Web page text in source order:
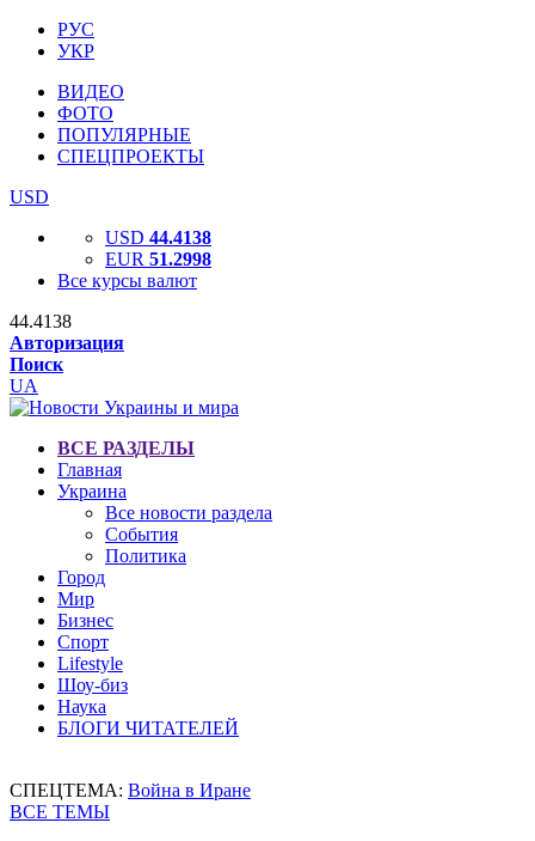
РУС
УКР
ВИДЕО
ФОТО
ПОПУЛЯРНЫЕ
СПЕЦПРОЕКТЫ
USD
USD 44.4138
EUR 51.2998
Все курсы валют
44.4138
Авторизация
Поиск
UA
ВСЕ РАЗДЕЛЫ
Главная
Украина
Все новости раздела
События
Политика
Город
Мир
Бизнес
Спорт
Lifestyle
Шоу-биз
Наука
БЛОГИ ЧИТАТЕЛЕЙ
СПЕЦТЕМА: Война в Иране
ВСЕ ТЕМЫ